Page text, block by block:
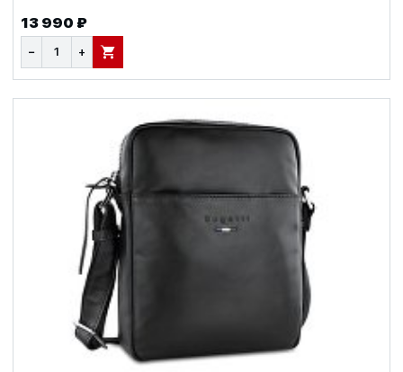
13 990 ₽
− + В КОРЗИНУ